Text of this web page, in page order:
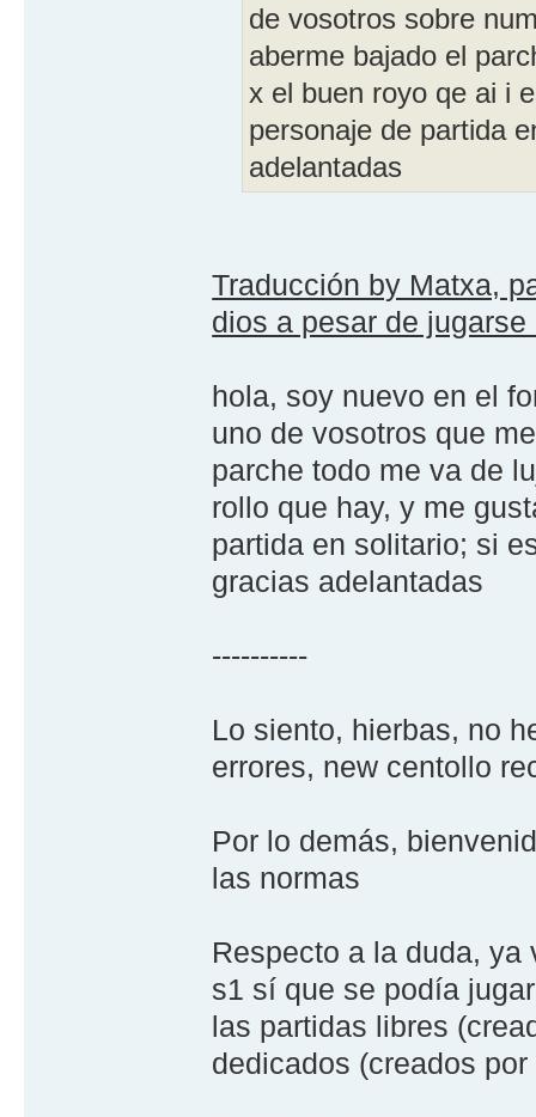
de vosotros sobre
aberme bajado el
x el buen royo qe ai i
personaje de partida
adelantadas
Traducción by Matxa,
dios a pesar de
hola, soy nuevo en el
uno de vosotros que
parche todo me va de
rollo que hay, y me
partida en solitario; si
gracias adelantadas
----------
Lo siento, hierbas, no
errores, new centollo
Por lo demás,
las normas
Respecto a la duda,
s1 sí que se podía
las partidas libres
dedicados (creados